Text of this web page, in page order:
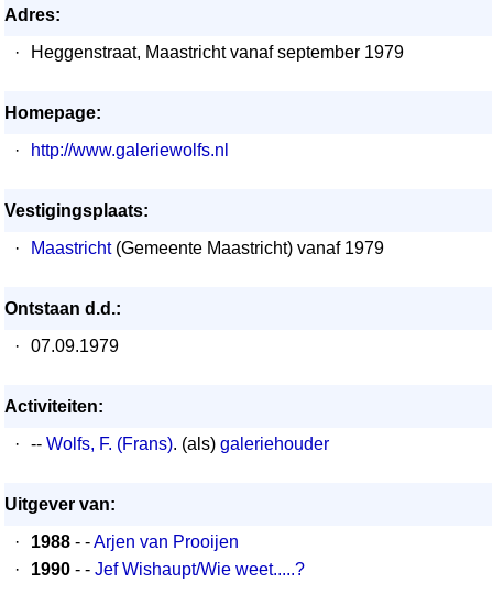
Adres:
·
Heggenstraat, Maastricht vanaf september 1979
Homepage:
·
http://www.galeriewolfs.nl
Vestigingsplaats:
·
Maastricht(Gemeente Maastricht) vanaf 1979
Ontstaan d.d.:
·
07.09.1979
Activiteiten:
·
-- Wolfs, F. (Frans). (als) galeriehouder
Uitgever van:
·
1988 - -Arjen van Prooijen
·
1990 - - Jef Wishaupt/Wie weet.....?